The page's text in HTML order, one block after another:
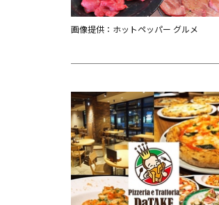
画像提供：ホットペッパー グルメ